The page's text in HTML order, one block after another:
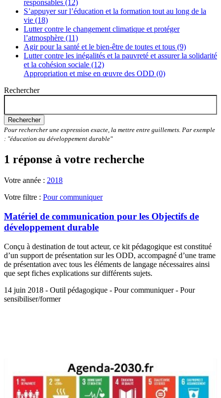
responsables (12)
S’appuyer sur l’éducation et la formation tout au long de la
vie (18)
Lutter contre le changement climatique et protéger
l’atmosphère (11)
Agir pour la santé et le bien-être de toutes et tous (9)
Lutter contre les inégalités et la pauvreté et assurer la solidarité
et la cohésion sociale (12)
Appropriation et mise en œuvre des ODD (0)
Rechercher
Rechercher
Pour rechercher une expression exacte, la mettre entre guillemets. Par exemple
: "éducation au développement durable"
1 réponse à votre recherche
Votre année : 2018
Votre filtre : Pour communiquer
Matériel de communication pour les Objectifs de
développement durable
Conçu à destination de tout acteur, ce kit pédagogique est constitué
d’un support de présentation sur les ODD, accompagné d’une trame
de présentation avec tous les éléments de langage nécessaires ainsi
que sept fiches explications sur différents sujets.
14 juin 2018 - Outil pédagogique - Pour communiquer - Pour
sensibiliser/former